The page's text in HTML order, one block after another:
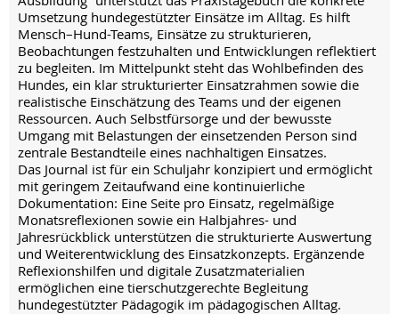
Umsetzung hundegestützter Einsätze im Alltag. Es hilft
Mensch–Hund-Teams, Einsätze zu strukturieren,
Beobachtungen festzuhalten und Entwicklungen reflektiert
zu begleiten. Im Mittelpunkt steht das Wohlbefinden des
Hundes, ein klar strukturierter Einsatzrahmen sowie die
realistische Einschätzung des Teams und der eigenen
Ressourcen. Auch Selbstfürsorge und der bewusste
Umgang mit Belastungen der einsetzenden Person sind
zentrale Bestandteile eines nachhaltigen Einsatzes.
Das Journal ist für ein Schuljahr konzipiert und ermöglicht
mit geringem Zeitaufwand eine kontinuierliche
Dokumentation: Eine Seite pro Einsatz, regelmäßige
Monatsreflexionen sowie ein Halbjahres- und
Jahresrückblick unterstützen die strukturierte Auswertung
und Weiterentwicklung des Einsatzkonzepts. Ergänzende
Reflexionshilfen und digitale Zusatzmaterialien
ermöglichen eine tierschutzgerechte Begleitung
hundegestützter Pädagogik im pädagogischen Alltag.